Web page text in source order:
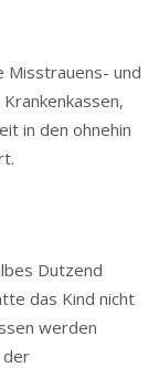
Misstrauens- und
in den ohnehin
Dutzend
das Kind nicht
werden
der